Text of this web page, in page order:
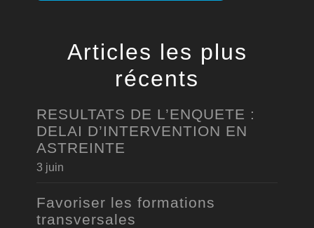
Articles les plus
récents
RESULTATS DE L’ENQUETE :
DELAI D’INTERVENTION EN
ASTREINTE
3 juin
Favoriser les formations
transversales